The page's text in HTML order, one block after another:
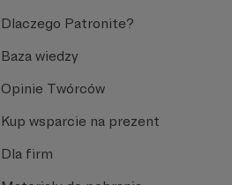
Dlaczego Patronite?
Baza wiedzy
Opinie Twórców
Kup wsparcie na prezent
Dla firm